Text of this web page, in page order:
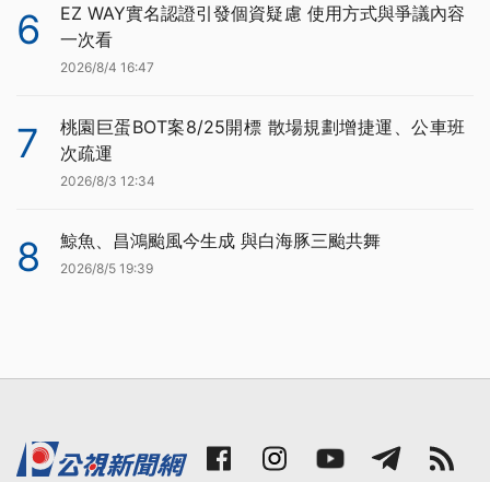
6
EZ WAY實名認證引發個資疑慮 使用方式與爭議內容
一次看
2026/8/4 16:47
7
桃園巨蛋BOT案8/25開標 散場規劃增捷運、公車班
次疏運
2026/8/3 12:34
8 鯨魚、昌鴻颱風今生成 與白海豚三颱共舞
2026/8/5 19:39